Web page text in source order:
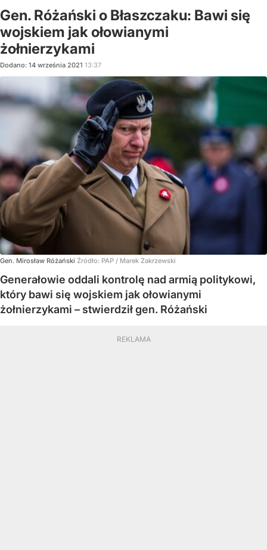
Gen. Różański o Błaszczaku: Bawi się
wojskiem jak ołowianymi
żołnierzykami
Dodano: 14 września 2021 13:37
Gen. Mirosław Różański Źródło: PAP / Marek Zakrzewski
Generałowie oddali kontrolę nad armią politykowi,
który bawi się wojskiem jak ołowianymi
żołnierzykami – stwierdził gen. Różański